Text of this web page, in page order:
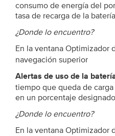
consumo de energía del
tasa de recarga de la
¿Donde lo encuentro?
En la ventana Optimizador
navegación superior
Alertas de uso de la
tiempo que queda de
en un porcentaje designado
¿Donde lo encuentro?
En la ventana Optimizador